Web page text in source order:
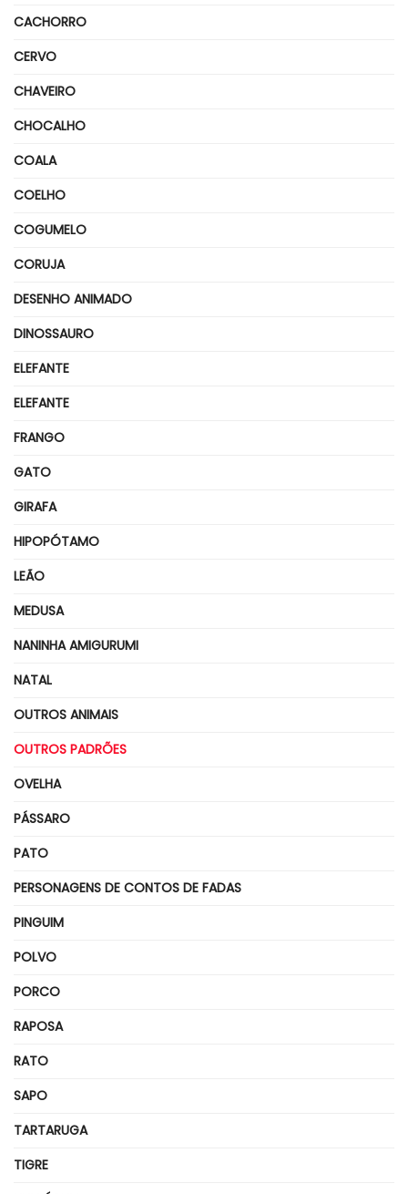
CACHORRO
CERVO
CHAVEIRO
CHOCALHO
COALA
COELHO
COGUMELO
CORUJA
DESENHO ANIMADO
DINOSSAURO
ELEFANTE
ELEFANTE
FRANGO
GATO
GIRAFA
HIPOPÓTAMO
LEÃO
MEDUSA
NANINHA AMIGURUMI
NATAL
OUTROS ANIMAIS
OUTROS PADRÕES
OVELHA
PÁSSARO
PATO
PERSONAGENS DE CONTOS DE FADAS
PINGUIM
POLVO
PORCO
RAPOSA
RATO
SAPO
TARTARUGA
TIGRE